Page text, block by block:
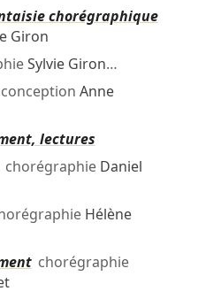
chorégraphique
Giron
Sylvie Giron…
Anne
lectures
Daniel
Hélène
chorégraphie